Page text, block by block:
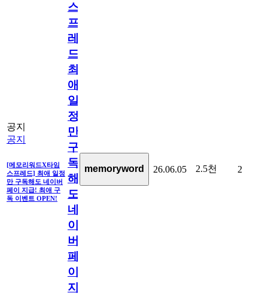
공지
공지
[메모리워드X타임
스프레드] 최애 일정
만 구독해도 네이버
페이 지급! 최애 구
독 이벤트 OPEN!
스
프
레
드]
최
애
일
정
만
구
독
해
도
네
이
버
페
이
지
memoryword 26.06.05 2.5천 2